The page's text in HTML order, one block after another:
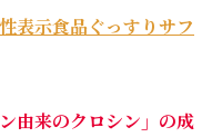
表示食品ぐっすりサフ
由来のクロシン」 の成